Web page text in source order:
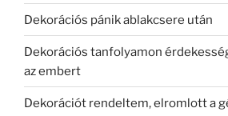
Dekorációs pánik ablakcsere után
Dekorációs tanfolyamon
az embert
Dekorációt rendeltem, elromlott a